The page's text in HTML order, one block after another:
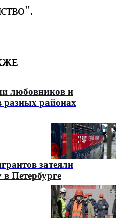
любовников и
разных районах
затеяли
Петербурге